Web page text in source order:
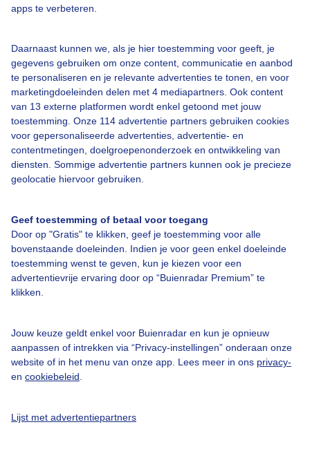
apps te verbeteren.
Daarnaast kunnen we, als je hier toestemming voor geeft, je
gegevens gebruiken om onze content, communicatie en aanbod
te personaliseren en je relevante advertenties te tonen, en voor
marketingdoeleinden delen met 4 mediapartners. Ook content
van 13 externe platformen wordt enkel getoond met jouw
toestemming. Onze 114 advertentie partners gebruiken cookies
voor gepersonaliseerde advertenties, advertentie- en
contentmetingen, doelgroepenonderzoek en ontwikkeling van
diensten. Sommige advertentie partners kunnen ook je precieze
geolocatie hiervoor gebruiken.
Geef toestemming of betaal voor toegang
Door op "Gratis" te klikken, geef je toestemming voor alle
bovenstaande doeleinden. Indien je voor geen enkel doeleinde
toestemming wenst te geven, kun je kiezen voor een
advertentievrije ervaring door op “Buienradar Premium” te
klikken.
Jouw keuze geldt enkel voor Buienradar en kun je opnieuw
aanpassen of intrekken via “Privacy-instellingen” onderaan onze
website of in het menu van onze app. Lees meer in ons privacy-
en cookiebeleid
Lijst met advertentiepartners
Een moment geduld aub...
Over Buienradar
Veelgestelde vragen
Contact
Toegankelijkheid
Buienradar Team
Privacy beleid
Privacy instellingen